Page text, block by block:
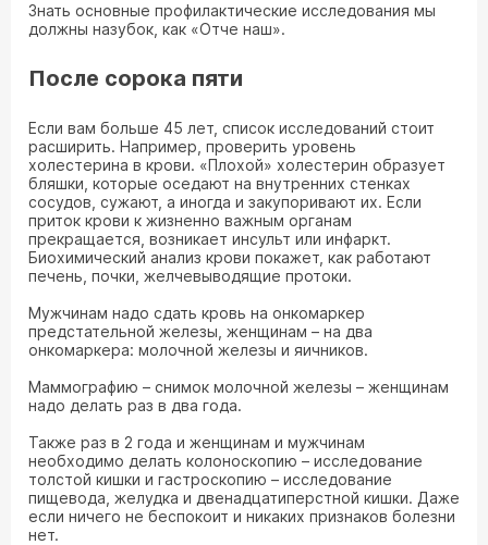
Знать основные профилактические исследования мы
должны назубок, как «Отче наш».
После сорока пяти
Если вам больше 45 лет, список исследований стоит
расширить. Например, проверить уровень
холестерина в крови. «Плохой» холестерин образует
бляшки, которые оседают на внутренних стенках
сосудов, сужают, а иногда и закупоривают их. Если
приток крови к жизненно важным органам
прекращается, возникает инсульт или инфаркт.
Биохимический анализ крови покажет, как работают
печень, почки, желчевыводящие протоки.
Мужчинам надо сдать кровь на онкомаркер
предстательной железы, женщинам – на два
онкомаркера: молочной железы и яичников.
Маммографию – снимок молочной железы – женщинам
надо делать раз в два года.
Также раз в 2 года и женщинам и мужчинам
необходимо делать колоноскопию – исследование
толстой кишки и гастроскопию – исследование
пищевода, желудка и двенадцатиперстной кишки. Даже
если ничего не беспокоит и никаких признаков болезни
нет.